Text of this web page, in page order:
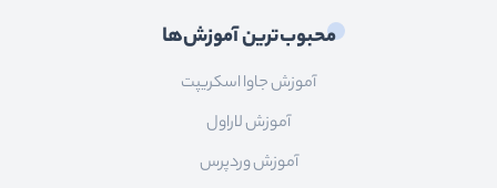
محبوب‌ترین آموزش‌ها
آموزش جاوا اسکریپت
آموزش لاراول
آموزش وردپرس